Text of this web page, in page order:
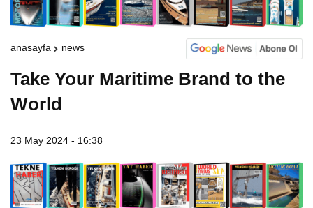
anasayfa news
Take Your Maritime Brand to the
World
23 May 2024 - 16:38